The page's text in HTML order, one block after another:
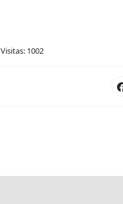
Visitas: 1002